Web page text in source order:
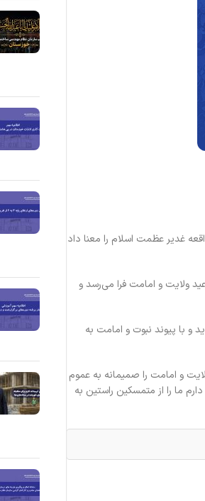
غدیر عظمت اسلام را معنا داد
ولايت و امامت فرا مي‌رسد و
و با پیوند نبوت و امامت به
و امامت را صمیمانه به عموم
ما را از متمسکین راستین به